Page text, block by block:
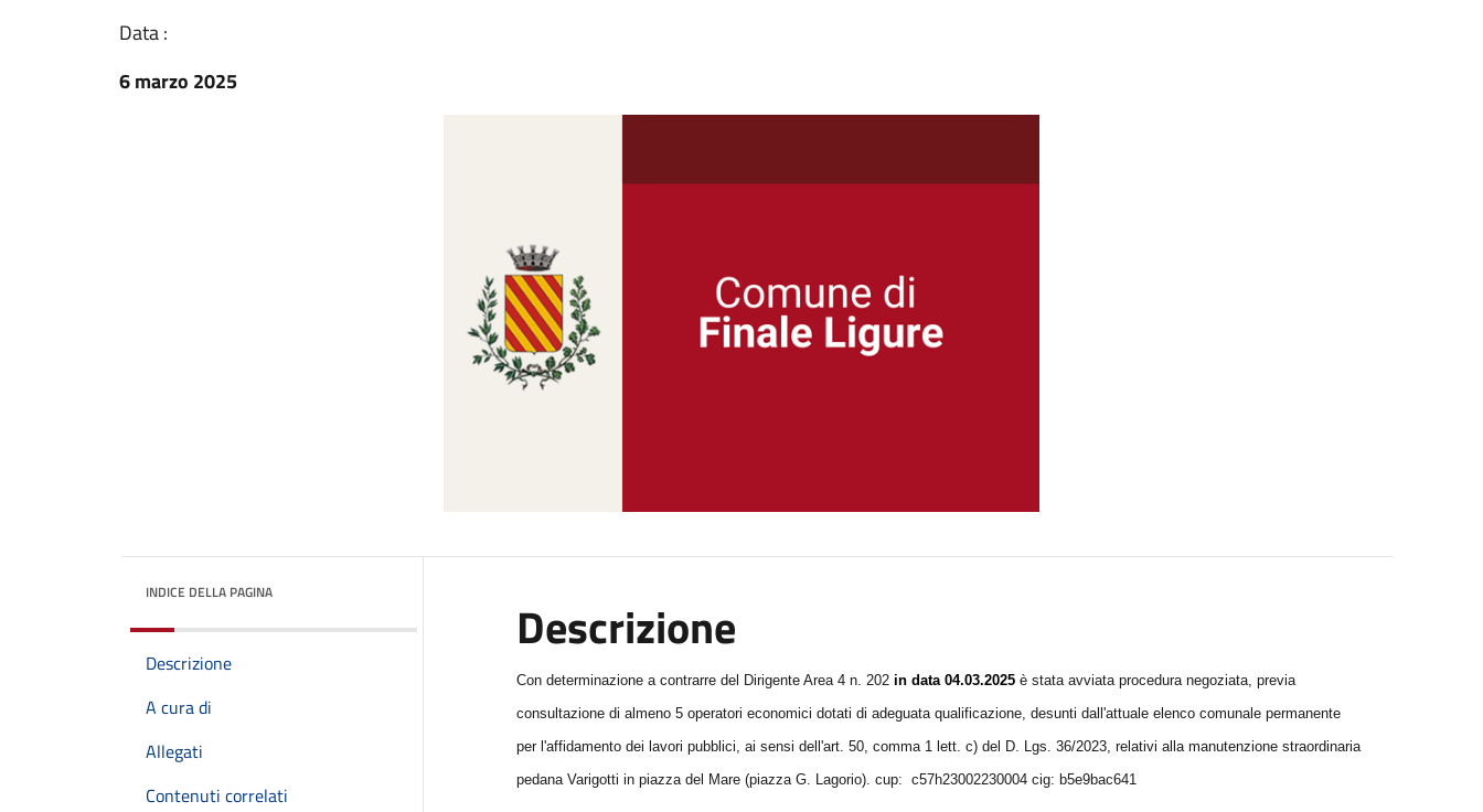
Data :
6 marzo 2025
INDICE DELLA PAGINA
Descrizione
A cura di
Allegati
Contenuti correlati
Descrizione
Con determinazione a contrarre del Dirigente Area 4 n. 202in data 04.03.2025è stata avviata procedura negoziata, previa
consultazione di almeno 5operatori economici dotati di adeguata qualificazione, desunti dall'attuale elenco comunale permanente
per l'affidamento dei lavori pubblici, ai sensi dell'art. 50, comma 1lett. c)del D. Lgs. 36/2023, relativi alla manutenzione straordinaria
pedana Varigotti in piazza del Mare (piazza G. Lagorio). cup: c57h23002230004 cig: b5e9bac641